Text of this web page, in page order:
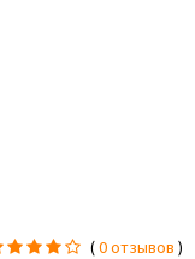
(0 отзывов )